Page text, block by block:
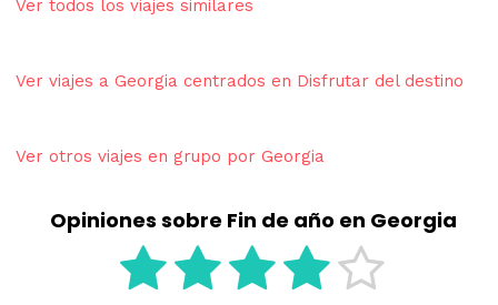
Ver todos los viajes similares
Ver viajes a Georgia centrados en Disfrutar del destino
Ver otros viajes en grupo por Georgia
Opiniones sobre Fin de año en Georgia